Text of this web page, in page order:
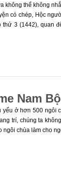
không thể không
có chép, Hộc
3 (1442), quan
Nam Bộ
yếu ở hơn 500
trí, chúng ta
ngôi chùa làm cho